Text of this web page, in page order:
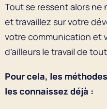
Tout se ressent alors
et travaillez sur votre
votre communication et
d’ailleurs le travail de
Pour cela, les
les connaissez déjà :